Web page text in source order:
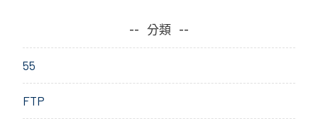
分類
55
FTP